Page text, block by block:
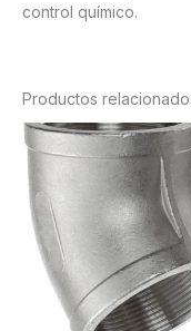
control químico.
Productos